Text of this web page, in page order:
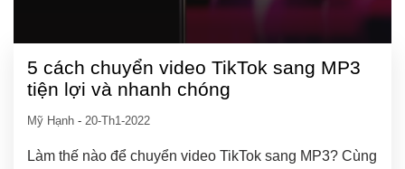
5 cách chuyển video TikTok sang MP3
tiện lợi và nhanh chóng
Mỹ Hạnh - 20-Th1-2022
Làm thế nào để chuyển video TikTok sang MP3? Cùng